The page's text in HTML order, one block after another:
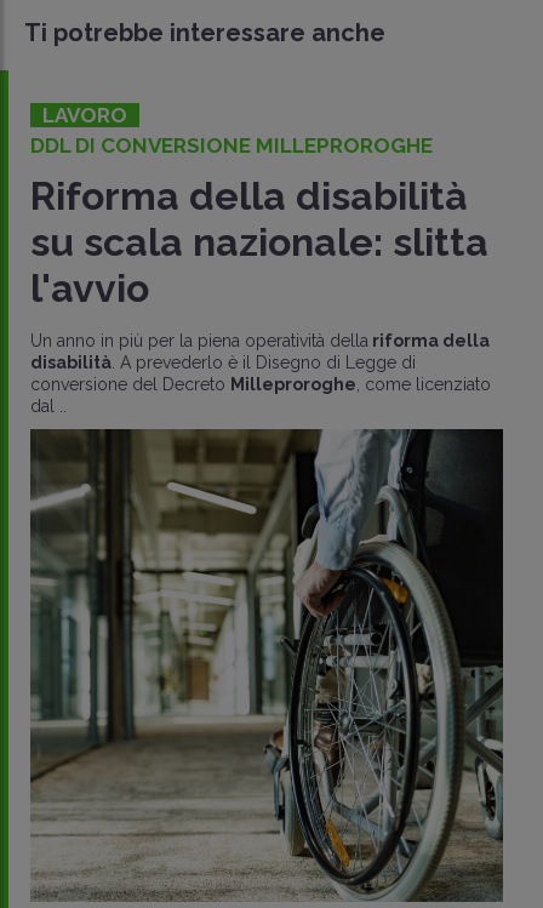
Ti potrebbe interessare anche
LAVORO
DDL DI CONVERSIONE MILLEPROROGHE
Riforma della disabilità
su scala nazionale: slitta
l'avvio
Un anno in più per la piena operatività della riforma della
disabilità . A prevederlo è il Disegno di Legge di
conversione del Decreto Milleproroghe , come licenziato
dal ..